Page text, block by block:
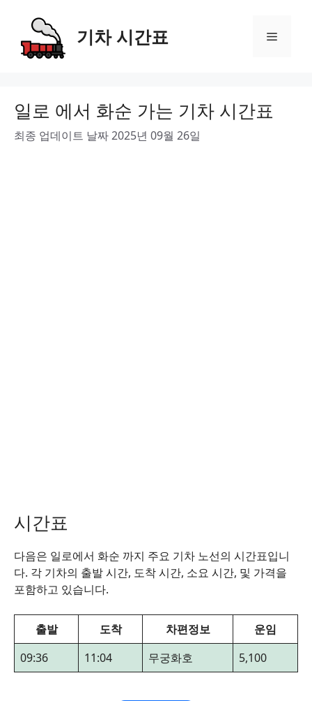
content
기차 시간표 Menu
일로 에서 화순 가는 기차 시간표
최종 업데이트 날짜 2025년 09월 26일
시간표
다음은 일로에서 화순 까지 주요 기차 노선의 시간표입니
다. 각 기차의 출발 시간, 도착 시간, 소요 시간, 및 가격을
포함하고 있습니다.
출발 도착 차편정보
운임
09:36
11:04 무궁화호 5,100